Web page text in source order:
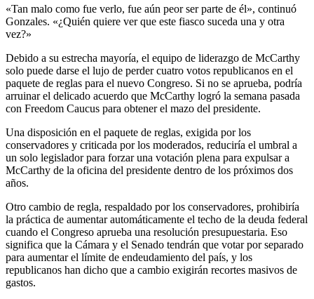
«Tan malo como fue verlo, fue aún peor ser parte de él», continuó
Gonzales. «¿Quién quiere ver que este fiasco suceda una y otra
vez?»
Debido a su estrecha mayoría, el equipo de liderazgo de McCarthy
solo puede darse el lujo de perder cuatro votos republicanos en el
paquete de reglas para el nuevo Congreso. Si no se aprueba, podría
arruinar el delicado acuerdo que McCarthy logró la semana pasada
con Freedom Caucus para obtener el mazo del presidente.
Una disposición en el paquete de reglas, exigida por los
conservadores y criticada por los moderados, reduciría el umbral a
un solo legislador para forzar una votación plena para expulsar a
McCarthy de la oficina del presidente dentro de los próximos dos
años.
Otro cambio de regla, respaldado por los conservadores, prohibiría
la práctica de aumentar automáticamente el techo de la deuda federal
cuando el Congreso aprueba una resolución presupuestaria. Eso
significa que la Cámara y el Senado tendrán que votar por separado
para aumentar el límite de endeudamiento del país, y los
republicanos han dicho que a cambio exigirán recortes masivos de
gastos.